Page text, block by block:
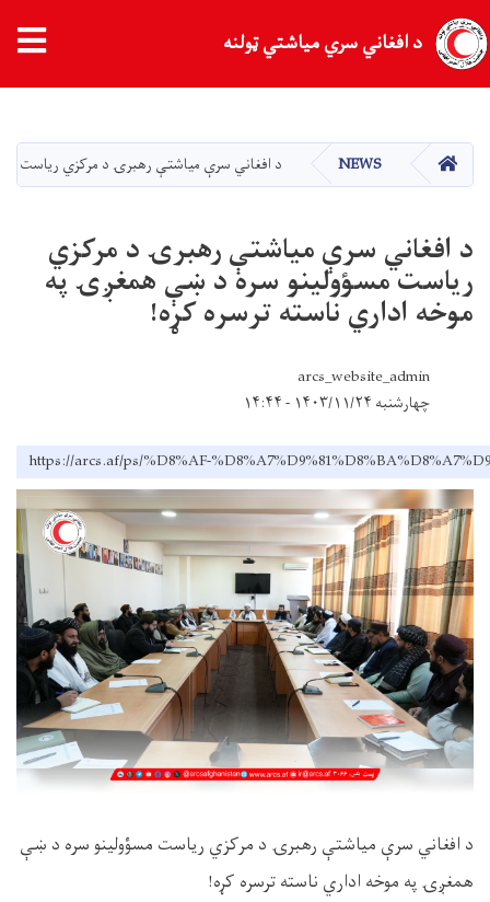
د افغاني سري میاشتي ټولنه
کور NEWS د افغاني سرې میاشتې رهبرۍ د مرکزي رياست
د افغاني سرې میاشتې رهبرۍ د مرکزي
رياست مسؤولينو سره د ښې همغږۍ په
موخه اداري ناسته ترسره کړه!
arcs_website_admin
چهارشنبه ۱۴۰۳/۱۱/۲۴ - ۱۴:۴۴
https://arcs.af/ps/%D8%AF-
د افغاني سرې میاشتې رهبرۍ د مرکزي رياست مسؤولينو سره د ښې
همغږۍ په موخه اداري ناسته ترسره کړه!